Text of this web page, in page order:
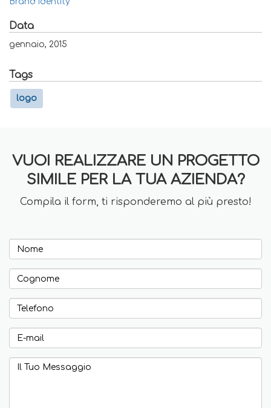
Data
gennaio, 2015
Tags
logo
VUOI REALIZZARE UN PROGETTO
SIMILE PER LA TUA AZIENDA?
Compila il form, ti risponderemo al più presto!